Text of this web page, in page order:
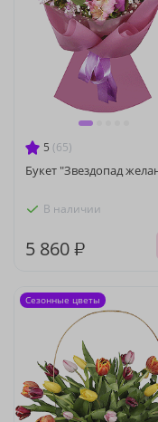
5 (65)
Букет "Звездопад
В наличии
5 860 ₽
Сезонные цветы